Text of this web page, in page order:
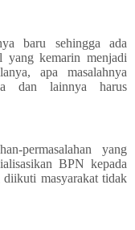
baru sehingga ada
yang kemarin menjadi
apa masalahnya
dan lainnya harus
permasalahan yang
BPN kepada
diikuti masyarakat tidak